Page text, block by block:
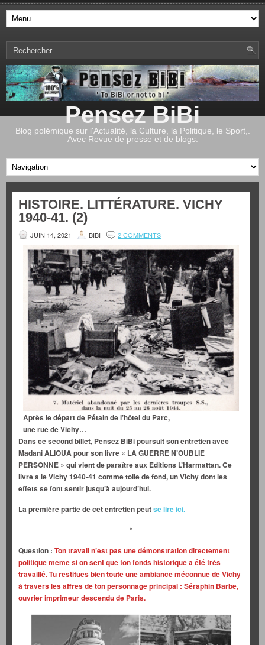
Pensez BiBi
Blog polémique sur l'Actualité, la Culture, la Politique, le Sport,.
Avec Revue de presse et de blogs.
HISTOIRE. LITTÉRATURE. VICHY
1940-41. (2)
JUIN 14, 2021 BIBI 2 COMMENTS
Après le départ de Pétain de l’hôtel du Parc,
une rue de Vichy…
Dans ce second billet, Pensez BiBi poursuit son entretien avec
Madani ALIOUA pour son livre « LA GUERRE N’OUBLIE
PERSONNE » qui vient de paraître aux Editions L’Harmattan. Ce
livre a le Vichy 1940-41 comme toile de fond, un Vichy dont les
effets se font sentir jusqu’à aujourd’hui.
La première partie de cet entretien peutse lire ici.
*
Question : Ton travail n’est pas une démonstration directement
politique même si on sent que ton fonds historique a été très
travaillé. Tu restitues bien toute une ambiance méconnue de Vichy
à travers les affres de ton personnage principal : Séraphin Barbe,
ouvrier imprimeur descendu de Paris.